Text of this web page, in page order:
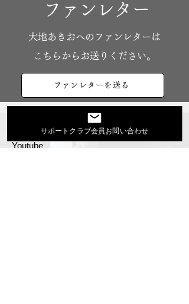
ファンレター
​大地あきおへのファンレターは
こちらからお送りください。
ファンレターを送る
大地あきおオフィシャルサイト
Youtube
サポートクラブ会員お問い合わせ